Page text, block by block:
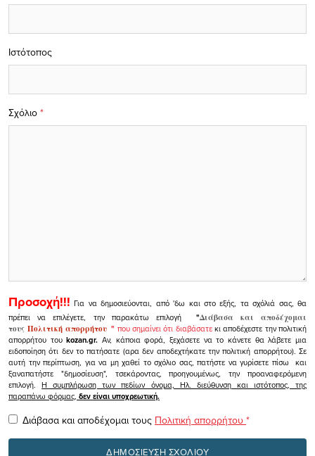
Σχόλιο *
Ιστότοπος
Προσοχή!!! Για να δημοσιεύονται, από 'δω και στο εξής, τα σχόλιά σας, θα
πρέπει να επιλέγετε, την παρακάτω επιλογή
"Διάβασα και αποδέχομαι
τουςΠολιτική απορρήτου" που σημαίνει ότι διαβάσατεκι αποδέχεστε την πολιτική
απορρήτου τουkozan.gr. Αν, κάποια φορά, ξεχάσετε να το κάνετε θα λάβετε μια
ειδοποίηση ότι δεν το πατήσατε (αρα δεν αποδεχτήκατε την πολιτική απορρήτου). Σε
αυτή την περίπτωση, για να μη χαθεί το σχόλιο σας, πατήστε να γυρίσετε πίσω και
ξαναπατήστε "δημοσίευση", τσεκάροντας, προηγουμένως, την προαναφερόμενη
επιλογή.Η συμπλήρωση των πεδίων όνομα, Ηλ. διεύθυνση και ιστότοπος, της
παραπάνω φόρμας, δεν είναι υποχρεωτική.
Διάβασα και αποδέχομαι τους Πολιτική απορρήτου *